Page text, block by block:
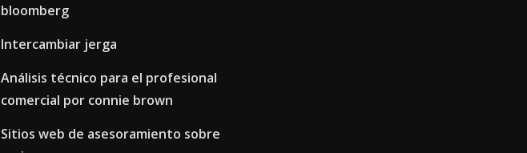
bloomberg
Intercambiar jerga
Análisis técnico para el profesional
comercial por connie brown
Sitios web de asesoramiento sobre